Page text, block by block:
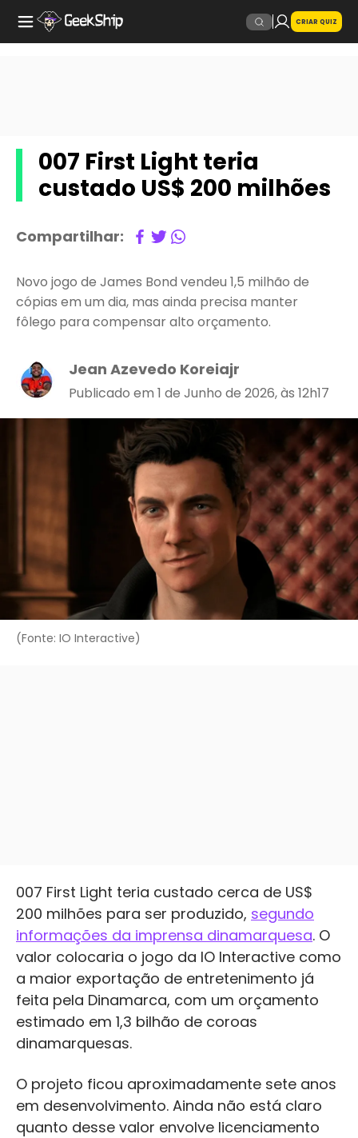
CRIAR QUIZ
007 First Light teria
custado US$ 200 milhões
Compartilhar:
Novo jogo de James Bond vendeu 1,5 milhão de
cópias em um dia, mas ainda precisa manter
fôlego para compensar alto orçamento.
Jean Azevedo Koreiajr
Publicado em 1 de Junho de 2026, às 12h17
(Fonte: IO Interactive)
007 First Light teria custado cerca de US$
200 milhões para ser produzido, segundo
informações da imprensa dinamarquesa. O
valor colocaria o jogo da IO Interactive como
a maior exportação de entretenimento já
feita pela Dinamarca, com um orçamento
estimado em 1,3 bilhão de coroas
dinamarquesas.
O projeto ficou aproximadamente sete anos
em desenvolvimento. Ainda não está claro
quanto desse valor envolve licenciamento